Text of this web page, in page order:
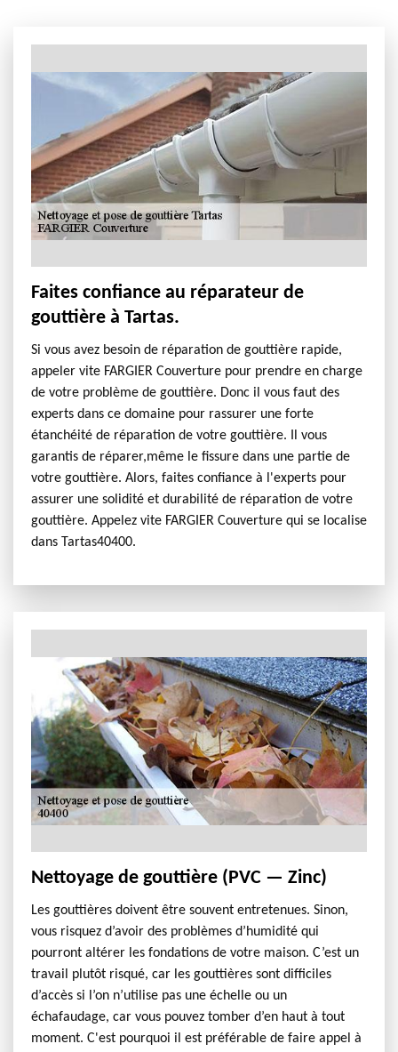
Faites confiance au réparateur de
gouttière à Tartas.
Si vous avez besoin de réparation de gouttière rapide,
appeler vite FARGIER Couverture pour prendre en charge
de votre problème de gouttière. Donc il vous faut des
experts dans ce domaine pour rassurer une forte
étanchéité de réparation de votre gouttière. Il vous
garantis de réparer,même le fissure dans une partie de
votre gouttière. Alors, faites confiance à l'experts pour
assurer une solidité et durabilité de réparation de votre
gouttière. Appelez vite FARGIER Couverture qui se localise
dans Tartas40400.
Nettoyage de gouttière (PVC — Zinc)
Les gouttières doivent être souvent entretenues. Sinon,
vous risquez d’avoir des problèmes d’humidité qui
pourront altérer les fondations de votre maison. C’est un
travail plutôt risqué, car les gouttières sont difficiles
d’accès si l’on n’utilise pas une échelle ou un
échafaudage, car vous pouvez tomber d’en haut à tout
moment. C'est pourquoi il est préférable de faire appel à